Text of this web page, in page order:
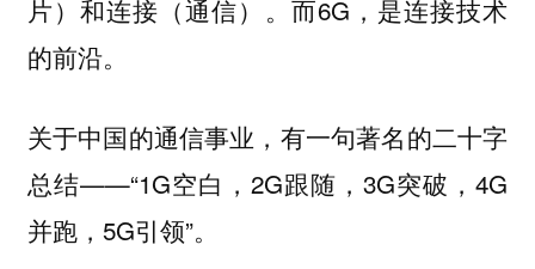
片）和连接（通信）。而6G，是连接技术
的前沿。
关于中国的通信事业，有一句著名的二十字
总结——“1G空白，2G跟随，3G突破，4G
并跑，5G引领”。